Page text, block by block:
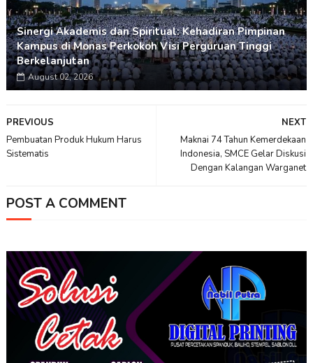
Sinergi Akademis dan Spiritual: Kehadiran Pimpinan
Kampus di Monas Perkokoh Visi Perguruan Tinggi
Berkelanjutan
August 02, 2026
NEXT
Maknai 74 Tahun Kemerdekaan
Indonesia, SMCE Gelar Diskusi
Dengan Kalangan Warganet
PREVIOUS
Pembuatan Produk Hukum Harus
Sistematis
POST A COMMENT